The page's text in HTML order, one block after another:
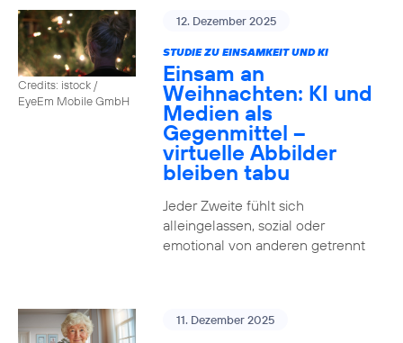
Credits: istock /
EyeEm Mobile GmbH
12. Dezember 2025
STUDIE ZU EINSAMKEIT UND KI
Einsam an
Weihnachten: KI und
Medien als
Gegenmittel –
virtuelle Abbilder
bleiben tabu
Jeder Zweite fühlt sich
alleingelassen, sozial oder
emotional von anderen getrennt
11. Dezember 2025